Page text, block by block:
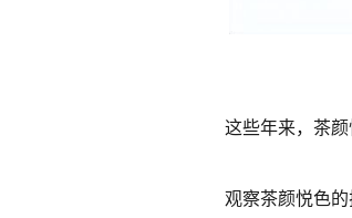
这些年来，茶
观察茶颜悦色